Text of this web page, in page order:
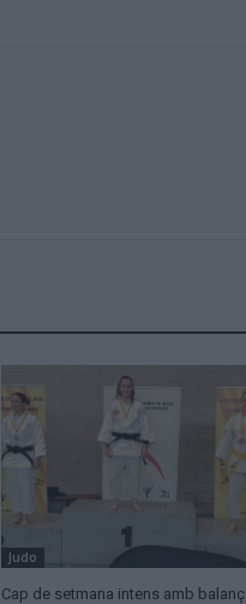
Judo
Cap de setmana intens amb balanç